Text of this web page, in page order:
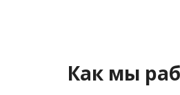
Как мы